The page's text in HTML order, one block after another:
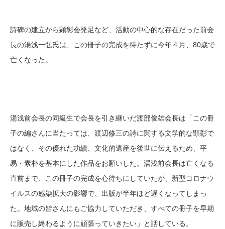
詩碑の建立から顕彰会発足など、活動の中心的な存在だった前会
長の湯浅一弘氏は、この冊子の完成を待たずに今年４月、80歳で
亡くなった。
湯浅前会長の同級生で会長を引き継いだ渡部俊雄会長は「この冊
子の編さんに当たっては、渡辺修三の詩に関する文学的な顕彰で
はなく、その優れた功績、文化的遺産を後世に伝えるため、平
易・素朴を基本にした作品をお願いした。湯浅前会長は亡くなる
直前まで、この冊子の完成を心待ちにしていたが、新型コロナウ
イルスの感染拡大の影響で、出版が半年ほど遅くなってしまっ
た。地域の皆さんにもご協力していただき、すべての冊子を早期
に販売し終わるように頑張っていきたい」と話している。